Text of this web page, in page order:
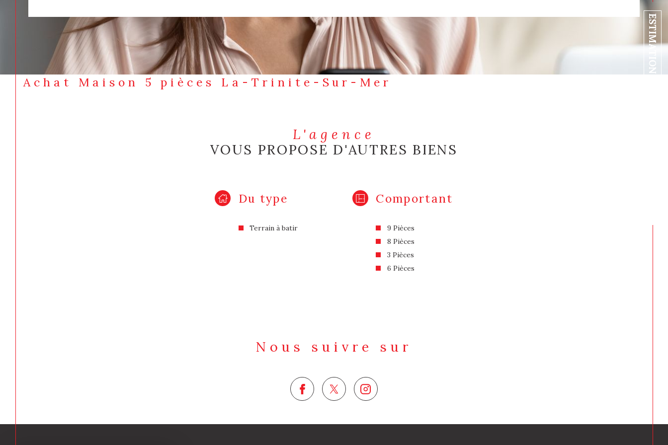
ESTIMATION EN LIGNE
Achat Maison 5 pièces La-Trinite-Sur-Mer
L'agence
VOUS PROPOSE D'AUTRES BIENS
Du type
Terrain à batir
Comportant
9 Pièces
8 Pièces
3 Pièces
6 Pièces
Nous suivre sur